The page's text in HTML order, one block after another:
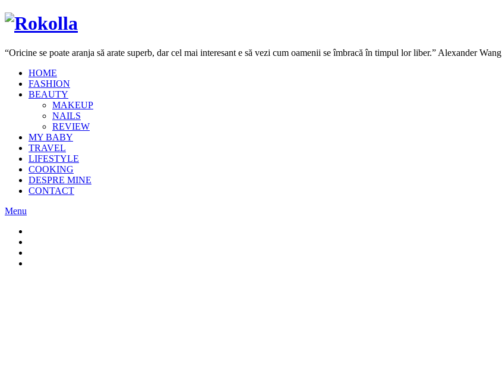
“Oricine se poate aranja să arate superb, dar cel mai interesant e să vezi cum oamenii se îmbracă în timpul lor liber.” Alexander Wang
HOME
FASHION
BEAUTY
MAKEUP
NAILS
REVIEW
MY BABY
TRAVEL
LIFESTYLE
COOKING
DESPRE MINE
CONTACT
Menu